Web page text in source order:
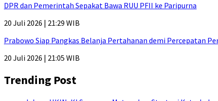
DPR dan Pemerintah Sepakat Bawa RUU PFII ke Paripurna
20 Juli 2026 | 21:29 WIB
Prabowo Siap Pangkas Belanja Pertahanan demi Percepatan
20 Juli 2026 | 21:05 WIB
Trending Post